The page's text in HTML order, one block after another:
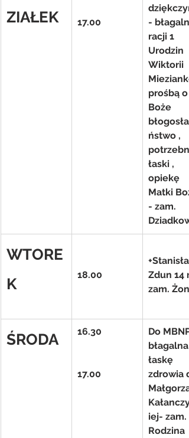
ZIAŁEK
17.00
-
racji 1
Urodzin
Wiktorii
prośbą o
Boże
ństwo ,
łaski ,
opiekę
Matki
- zam.
WTORE
K
18.00
Zdun 14
zam. Żona
ŚRODA 16.30
17.00
Do MBNP
błagalna
łaskę
zdrowia
iej- zam.
Rodzina